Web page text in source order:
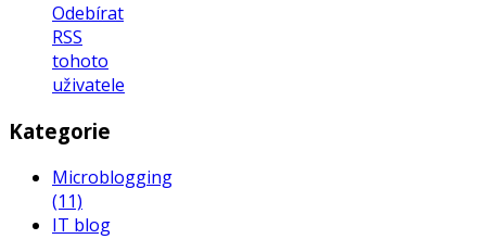
Odebírat
RSS
tohoto
uživatele
Kategorie
Microblogging
(11)
IT blog